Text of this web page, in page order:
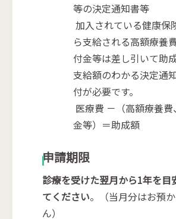
等の決定通知書等
加入されている健康保
ら支給される高額療養
付金等は差し引いて助成
支給額のわかる決定通
付が必要です。
医療費 －（高額療養
金等）＝助成額
申請期限
診療を受けた翌月から1年を目
てください。（当月分はお預
ん）